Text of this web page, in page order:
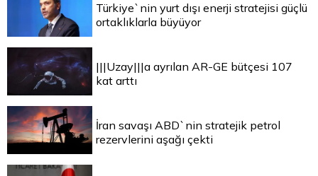
Türkiye`nin yurt dışı enerji stratejisi güçlü
ortaklıklarla büyüyor
|||Uzay|||a ayrılan AR-GE bütçesi 107
kat arttı
İran savaşı ABD`nin stratejik petrol
rezervlerini aşağı çekti